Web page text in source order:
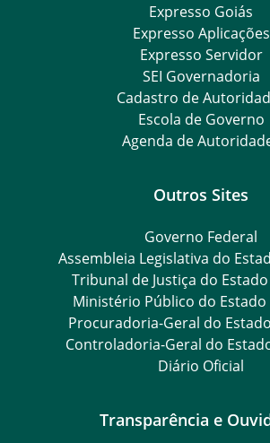
Expresso Goiás
Expresso Aplicações
Expresso Servidor
SEI Governadoria
Cadastro de
Escola de Governo
Agenda de
Outros Sites
Governo Federal
Assembleia Legislativa do
Tribunal de Justiça do
Ministério Público do Estado
Procuradoria-Geral do
Controladoria-Geral do
Diário Oficial
Transparência e